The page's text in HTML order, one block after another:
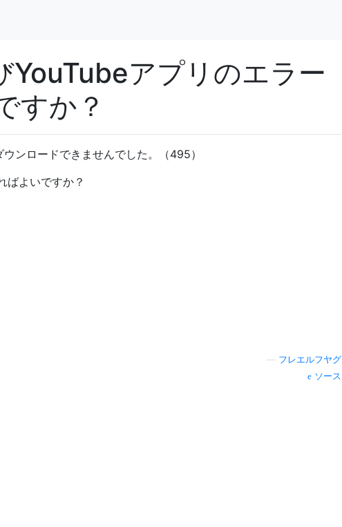
アプリのエラー
すか？
ンロードできませんでした。（495）
ばよいですか？
フレエルフヤグ
ソース